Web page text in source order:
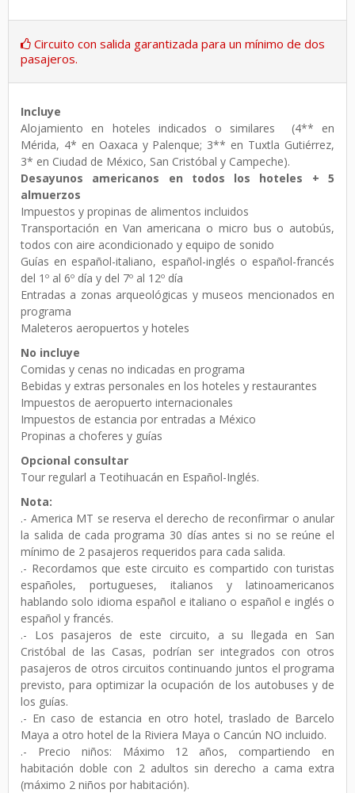
Circuito con salida garantizada para un mínimo de dos
pasajeros.
Incluye
Alojamiento en hoteles indicados o similares (4** en
Mérida, 4* en Oaxaca y Palenque; 3** en Tuxtla Gutiérrez,
3* en Ciudad de México, San Cristóbal y Campeche).
Desayunos americanos en todos los hoteles + 5
almuerzos
Impuestos y propinas de alimentos incluidos
Transportación en Van americana o micro bus o autobús,
todos con aire acondicionado y equipo de sonido
Guías en español-italiano, español-inglés o español-francés
del 1º al 6º día y del 7º al 12º día
Entradas a zonas arqueológicas y museos mencionados en
programa
Maleteros aeropuertos y hoteles
No incluye
Comidas y cenas no indicadas en programa
Bebidas y extras personales en los hoteles y restaurantes
Impuestos de aeropuerto internacionales
Impuestos de estancia por entradas a México
Propinas a choferes y guías
Opcional consultar
Tour regularl a Teotihuacán en Español-Inglés.
Nota:
.- America MT se reserva el derecho de reconfirmar o anular
la salida de cada programa 30 días antes si no se reúne el
mínimo de 2 pasajeros requeridos para cada salida.
.- Recordamos que este circuito es compartido con turistas
españoles, portugueses, italianos y latinoamericanos
hablando solo idioma español e italiano o español e inglés o
español y francés.
.- Los pasajeros de este circuito, a su llegada en San
Cristóbal de las Casas, podrían ser integrados con otros
pasajeros de otros circuitos continuando juntos el programa
previsto, para optimizar la ocupación de los autobuses y de
los guías.
.- En caso de estancia en otro hotel, traslado de Barcelo
Maya a otro hotel de la Riviera Maya o Cancún NO incluido.
.- Precio niños: Máximo 12 años, compartiendo en
habitación doble con 2 adultos sin derecho a cama extra
(máximo 2 niños por habitación).